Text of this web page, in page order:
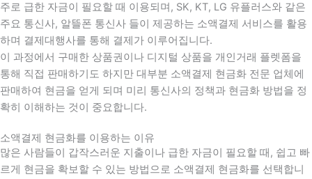
주로 급한 자금이 필요할 때 이용되며, SK, KT, LG 유플러스와 같은
주요 통신사, 알뜰폰 통신사 들이 제공하는 소액결제 서비스를 활용
하며 결제대행사를 통해 결제가 이루어집니다.
이 과정에서 구매한 상품권이나 디지털 상품을 개인거래 플렛폼을
통해 직접 판매하기도 하지만 대부분 소액결제 현금화 전문 업체에
판매하여 현금을 얻게 되며 미리 통신사의 정책과 현금화 방법을 정
확히 이해하는 것이 중요합니다.
소액결제 현금화를 이용하는 이유
많은 사람들이 갑작스러운 지출이나 급한 자금이 필요할 때 , 쉽고 빠
르게 현금을 확보할 수 있는 방법으로 소액결제 현금화를 선택합니